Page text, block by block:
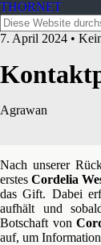
THORNET
7. April 2024 •
Agrawan
Nach unserer
erstesCordelia
das Gift. Dabei
aufhält und
Botschaft von
auf, um